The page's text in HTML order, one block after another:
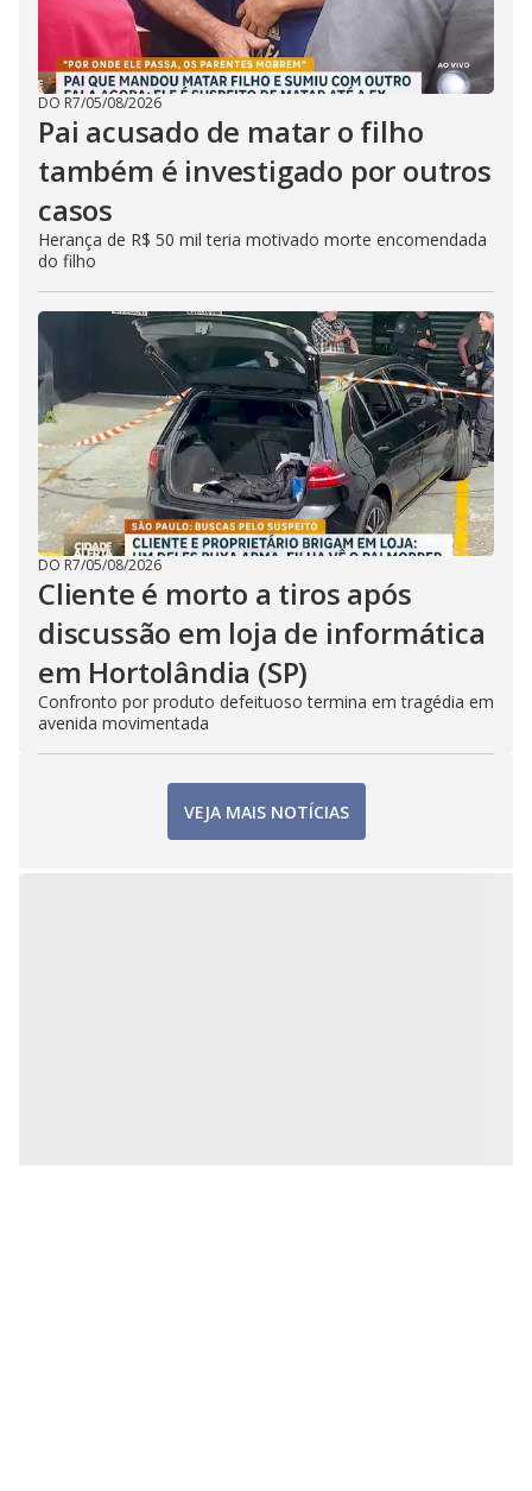
DO R7/05/08/2026
Pai acusado de matar o filho
também é investigado por outros
casos
Herança de R$ 50 mil teria motivado morte encomendada
do filho
DO R7/05/08/2026
Cliente é morto a tiros após
discussão em loja de informática
em Hortolândia (SP)
Confronto por produto defeituoso termina em tragédia em
avenida movimentada
VEJA MAIS NOTÍCIAS